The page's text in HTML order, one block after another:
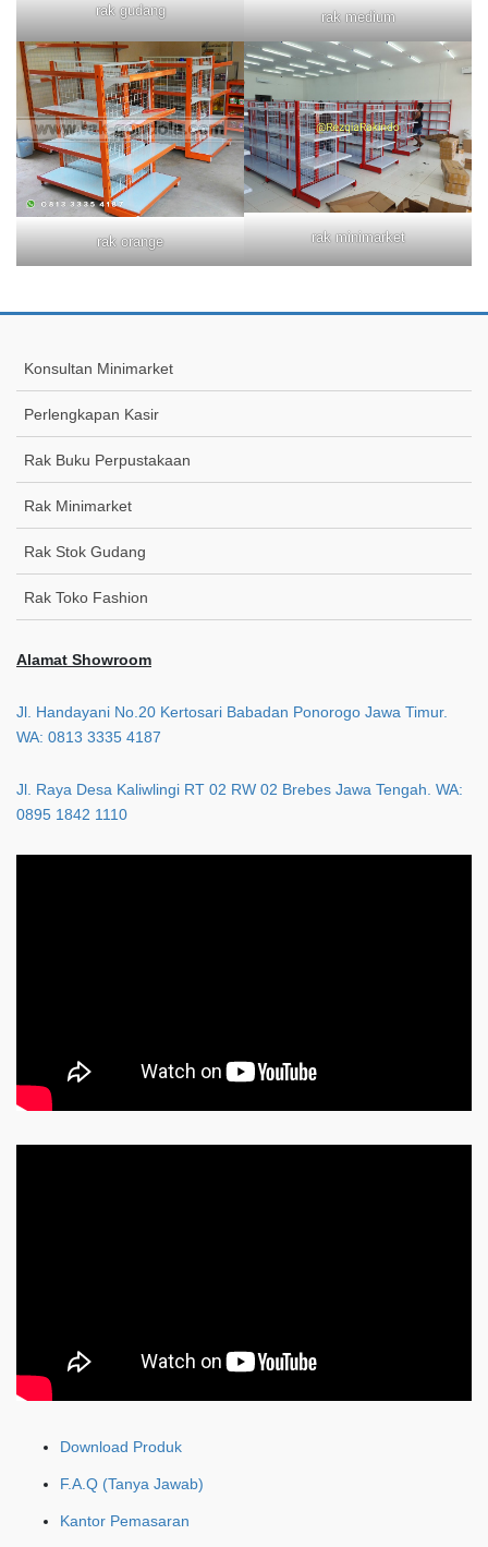
rak gudang rak medium
rak orange rak minimarket
Konsultan Minimarket
Perlengkapan Kasir
Rak Buku Perpustakaan
Rak Minimarket
Rak Stok Gudang
Rak Toko Fashion
Alamat Showroom
Jl. Handayani No.20 Kertosari Babadan Ponorogo Jawa Timur.
WA: 0813 3335 4187
Jl. Raya Desa Kaliwlingi RT 02 RW 02 Brebes Jawa Tengah. WA:
0895 1842 1110
Download Produk
F.A.Q (Tanya Jawab)
Kantor Pemasaran